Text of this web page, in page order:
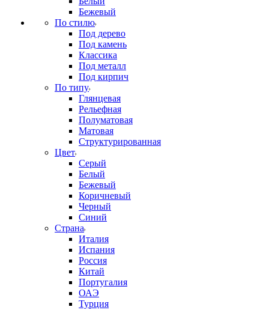
Бежевый
По стилю
Под дерево
Под камень
Классика
Под металл
Под кирпич
По типу
Глянцевая
Рельефная
Полуматовая
Матовая
Структурированная
Цвет
Серый
Белый
Бежевый
Коричневый
Черный
Синий
Страна
Италия
Испания
Россия
Китай
Португалия
ОАЭ
Турция